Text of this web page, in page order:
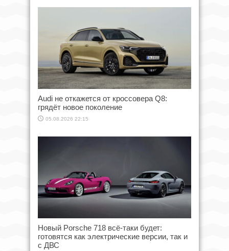
Audi не откажется от кроссовера Q8:
грядёт новое поколение
05.08.2026 22:15
Новый Porsche 718 всё-таки будет:
готовятся как электрические версии, так и
с ДВС